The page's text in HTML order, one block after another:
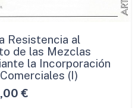
Resistencia al
de las Mezclas
la Incorporación
(I)
€